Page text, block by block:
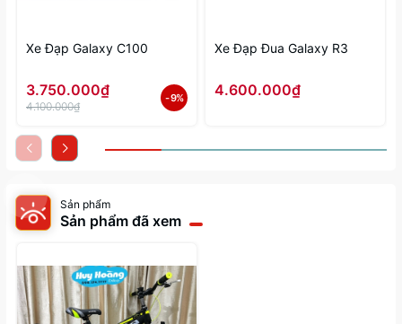
Xe Đạp Galaxy C100
3.750.000₫
4.100.000₫
- 9%
Xe Đạp Đua Galaxy R3
4.600.000₫
Sản phẩm
Sản phẩm đã xem